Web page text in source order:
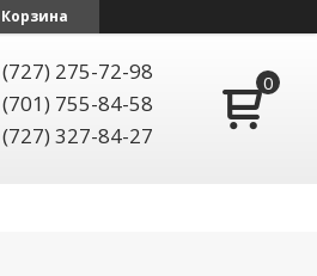
Корзина
275-72-98
755-84-58
327-84-27